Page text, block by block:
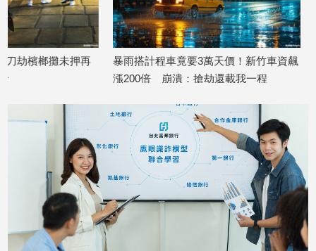
星
座/
命
理
健
術
／
暴雨搭計程車竟要3萬天價！新竹車資飆
漲200倍 崩潰：搶劫還載我一程
台中強盜團誘買家
噴辣椒水、持刀猛